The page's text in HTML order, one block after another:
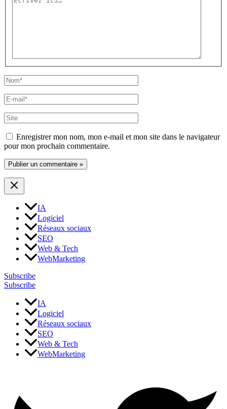
Nom*
E-
mail*
Site
Enregistrer mon nom, mon e-mail et mon site dans le navigateur
pour mon prochain commentaire.
IA
Logiciel
Réseaux sociaux
SEO
Web & Tech
WebMarketing
Subscribe
Subscribe
IA
Logiciel
Réseaux sociaux
SEO
Web & Tech
WebMarketing